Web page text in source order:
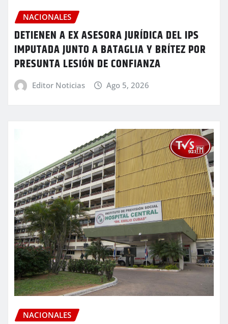
NACIONALES
DETIENEN A EX ASESORA JURÍDICA DEL IPS
IMPUTADA JUNTO A BATAGLIA Y BRÍTEZ POR
PRESUNTA LESIÓN DE CONFIANZA
Editor Noticias Ago 5, 2026
NACIONALES